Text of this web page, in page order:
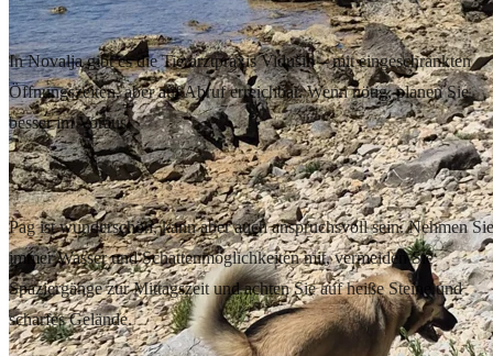
Tierärztliche Versorgung
In Novalja gibt es die Tierarztpraxis Vidušin – mit eingeschränkten
Öffnungszeiten, aber auf Abruf erreichbar. Wenn nötig, planen Sie
besser im Voraus.
Hitze und Gelände
Pag ist wunderschön, kann aber auch anspruchsvoll sein. Nehmen Sie
immer Wasser und Schattenmöglichkeiten mit, vermeiden Sie
Spaziergänge zur Mittagszeit und achten Sie auf heiße Steine und
scharfes Gelände.